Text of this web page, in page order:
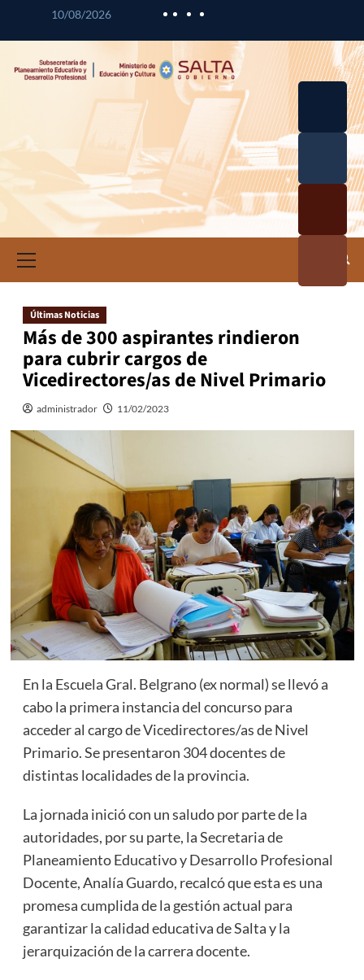
10/08/2026
Últimas Noticias
Más de 300 aspirantes rindieron
para cubrir cargos de
Vicedirectores/as de Nivel Primario
administrador 11/02/2023
En la Escuela Gral. Belgrano (ex normal) se llevó a
cabo la primera instancia del concurso para
acceder al cargo de Vicedirectores/as de Nivel
Primario. Se presentaron 304 docentes de
distintas localidades de la provincia.
La jornada inició con un saludo por parte de la
autoridades, por su parte, la Secretaria de
Planeamiento Educativo y Desarrollo Profesional
Docente, Analía Guardo, recalcó que esta es una
promesa cumplida de la gestión actual para
garantizar la calidad educativa de Salta y la
jerarquización de la carrera docente.
Curricul
Profesio
a
Investig